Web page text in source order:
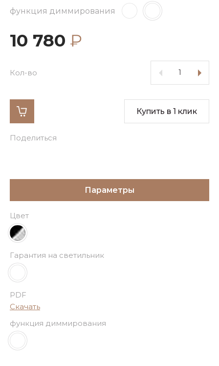
функция диммирования
10 780 ₽
Кол-во
Купить в 1 клик
Поделиться
Параметры
Цвет
Гарантия на светильник
PDF
Скачать
функция диммирования